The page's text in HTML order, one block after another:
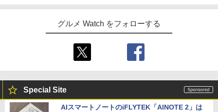
グルメ Watch をフォローする
Special Site
AIスマートノートのiFLYTEK「AINOTE 2」は